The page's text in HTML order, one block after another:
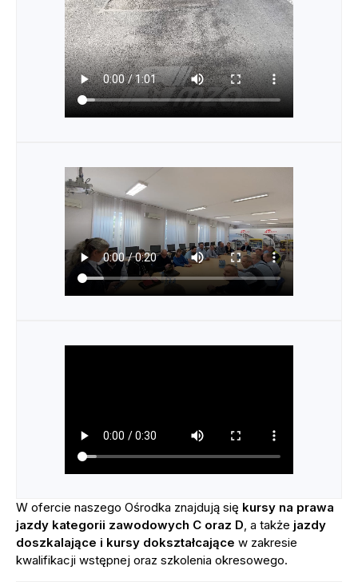
W ofercie naszego Ośrodka znajdują się kursy na prawa
jazdy kategorii zawodowych C oraz D , a także jazdy
doszkalające i kursy dokształcające w zakresie
kwalifikacji wstępnej oraz szkolenia okresowego.